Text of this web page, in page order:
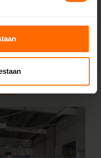
Heb je hulp nodig bij